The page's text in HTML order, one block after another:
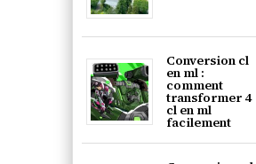
Conversion cl
en ml :
comment
transformer 4
cl en ml
facilement